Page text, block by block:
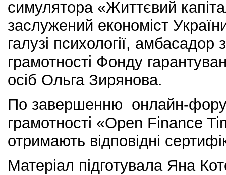
симулятора «Життєвий
заслужений економіст
галузі психології, амбасадор
грамотності Фонду
осіб Ольга Зирянова.
По завершенню онлайн-
грамотності «Open Finance
отримають відповідні
Матеріал підготувала Яна